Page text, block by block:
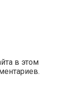
в этом